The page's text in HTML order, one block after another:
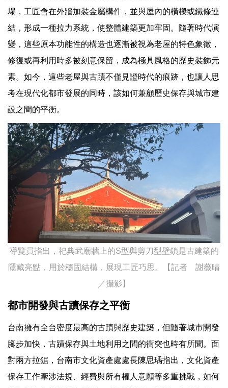
塌，工匠會在外牆加裝金屬構件，並與屋內的橫樑或鐵條連
結，形成一種拉力系統，使整體建築更加牢固。隨著時代演
變，這些原本功能性的構造也逐漸被視為老屋的特色象徵，
修復或再利用時多被刻意保留，成為極具風格的歷史裝飾元
素。如今，這些老屋與古蹟不僅見證時代的痕跡，也讓人思
考在現代化都市發展的同時，該如何兼顧歷史保存與城市建
設之間的平衡。
導覽員指出，祀典武廟牆上的S型與剪刀型壁鎖是古建築的
隱藏亮點，用於穩固結構，展現工匠巧思。【記者 謝薇晴
／攝影】
都市開發與古蹟保存之平衡
台南擁有全台密度最高的古蹟與歷史建築，但隨著城市開發
腳步加快，古蹟保存與土地利用之間的衝突也時有所聞。面
對兩方拉鋸，台南市文化資產處處長陳思瑀指出，文化資產
保存工作牽涉法規、經費與所有權人意願等多重挑戰，如何